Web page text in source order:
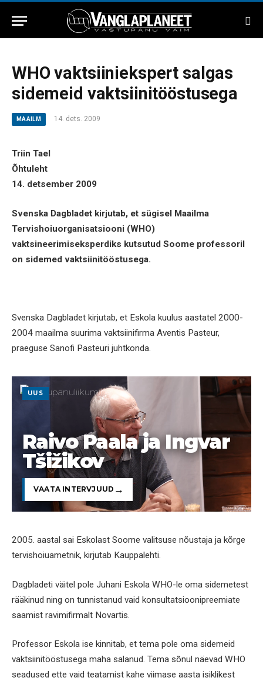
WHO vaktsiiniekspert salgas
sidemeid vaktsiinitööstusega
MAAILM 14. dets. 2009
Triin Tael
Õhtuleht
14. detsember 2009
Svenska Dagbladet kirjutab, et sügisel Maailma
Tervishoiuorganisatsiooni (WHO)
vaktsineerimiseksperdiks kutsutud Soome professoril
on sidemed vaktsiinitööstusega.
Svenska Dagbladet kirjutab, et Eskola kuulus aastatel 2000-
2004 maailma suurima vaktsiinifirma Aventis Pasteur,
praeguse Sanofi Pasteuri juhtkonda.
UUS
Raivo Paala ja Ingvar
Tšižikov
VAATA INTERVJUUD
2005. aastal sai Eskolast Soome valitsuse nõustaja ja kõrge
tervishoiuametnik, kirjutab Kauppalehti.
Dagbladeti väitel pole Juhani Eskola WHO-le oma sidemetest
rääkinud ning on tunnistanud vaid konsultatsioonipreemiate
saamist ravimifirmalt Novartis.
Professor Eskola ise kinnitab, et tema pole oma sidemeid
vaktsiinitööstusega maha salanud. Tema sõnul näevad WHO
seadused ette vaid teatamist kahe viimase aasta isiklikest